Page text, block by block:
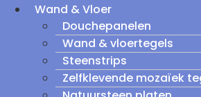
Wand & Vloer
Douchepanelen
Wand & vloertegels
Steenstrips
Zelfklevende mozaïek